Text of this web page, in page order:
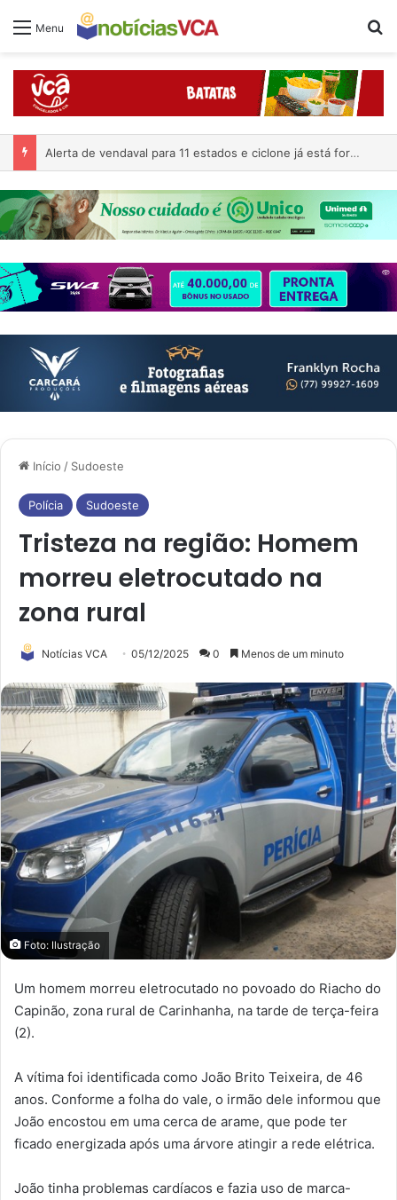
Menu
Alerta de vendaval para 11 estados e ciclone já está formado
Início / Sudoeste
Polícia Sudoeste
Tristeza na região: Homem
morreu eletrocutado na
zona rural
Notícias VCA 05/12/2025 0 Menos de um minuto
Foto: Ilustração
Um homem morreu eletrocutado no povoado do Riacho do
Capinão, zona rural de Carinhanha, na tarde de terça-feira
(2).
A vítima foi identificada como João Brito Teixeira, de 46
anos. Conforme a folha do vale, o irmão dele informou que
João encostou em uma cerca de arame, que pode ter
ficado energizada após uma árvore atingir a rede elétrica.
João tinha problemas cardíacos e fazia uso de marca-